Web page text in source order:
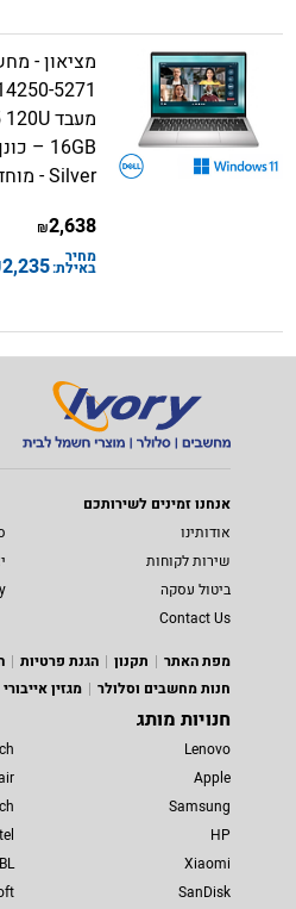
Silver - מוחדש
2,638
₪
מחיר
באילת:2,235
אנחנו זמינים לשירותכם
אודותינו
שירות לקוחות
ביטול עסקה
Contact Us
מפת האתר
תקנון הגנת פרטיות
חנות מחשבים וסלולר
מגזין אייבורי
חנויות מותג
Lenovo
Apple
Samsung
HP
Xiaomi
SanDisk